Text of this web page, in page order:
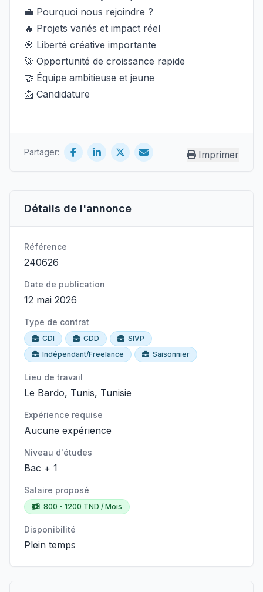
Détails de l'annonce
Référence
240626
Date de publication
12 mai 2026
Type de contrat
CDI CDD
SIVP
Indépendant/Freelance
Saisonnier
Lieu de travail
Le Bardo, Tunis, Tunisie
Expérience requise
Aucune expérience
Niveau d'études
Bac + 1
Salaire proposé
800 - 1200 TND / Mois
Disponibilité
Plein temps
💼 Pourquoi nous rejoindre ?
🔥 Projets variés et impact réel
🎯 Liberté créative importante
🚀 Opportunité de croissance rapide
🤝 Équipe ambitieuse et jeune
📩 Candidature
Partager: Imprimer